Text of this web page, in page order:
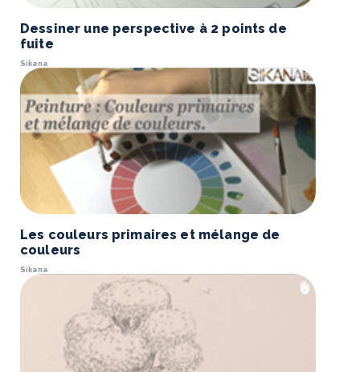
Dessiner une perspective à 2 points de
fuite
Sikana
Les couleurs primaires et mélange de
couleurs
Sikana